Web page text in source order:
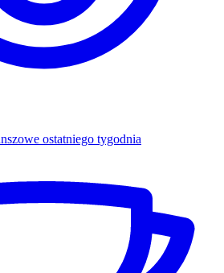
ostatniego tygodnia